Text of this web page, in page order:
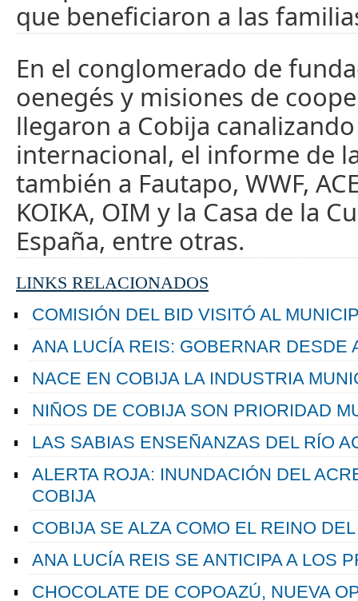
que beneficiaron a las
En el conglomerado de
oenegés y misiones de
llegaron a Cobija
internacional, el informe de
también a Fautapo, WWF,
KOIKA, OIM y la Casa de la
España, entre otras.
LINKS RELACIONADOS
COMISIÓN DEL BID VISITÓ AL
ANA LUCÍA REIS: GOBERNAR DESDE
NACE EN COBIJA LA INDUSTRIA
NIÑOS DE COBIJA SON PRIORIDAD
LAS SABIAS ENSEÑANZAS DEL RÍO
ALERTA ROJA: INUNDACIÓN DEL
COBIJA
COBIJA SE ALZA COMO EL REINO
ANA LUCÍA REIS SE ANTICIPA A LOS
CHOCOLATE DE COPOAZÚ, NUEVA